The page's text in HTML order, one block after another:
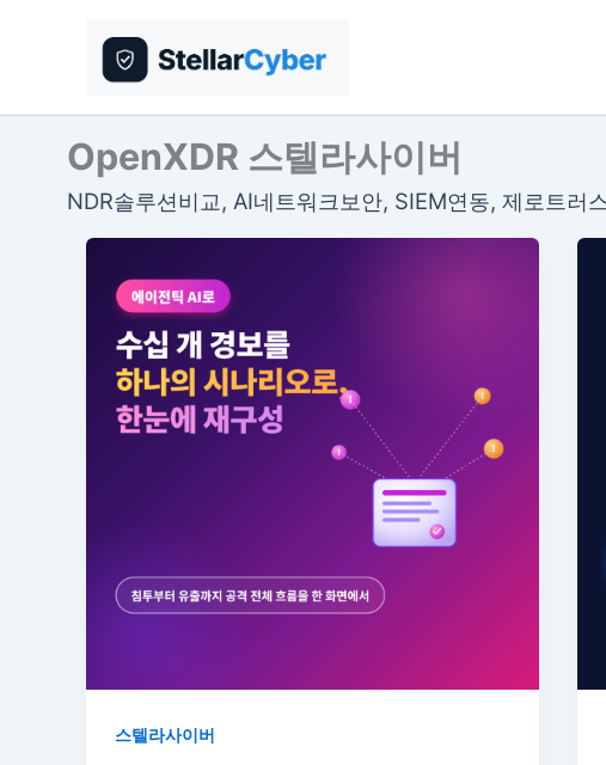
OpenXDR 스텔라사이버
NDR솔루션비교, AI네트워크보안, SIEM연동, 제로트러
스텔라사이버